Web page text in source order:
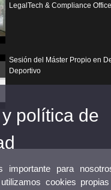
LegalTech & Compliance
Sesión del Máster Propio en
Deportivo
¿Por qué elegir un postgrado
Universitat de València?
política de
importante para
cookies